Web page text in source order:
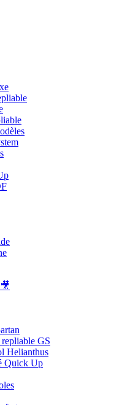
repliable GS
Helianthus
Quick Up